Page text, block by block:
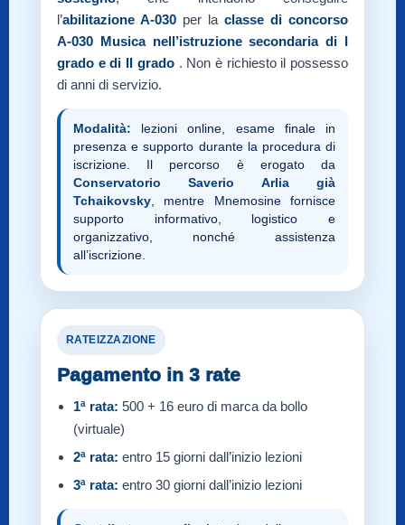
l’abilitazione A-030 per la classe di concorso
A-030 Musica nell’istruzione secondaria di I
grado e di II grado . Non è richiesto il possesso
di anni di servizio.
Modalità: lezioni online, esame finale in
presenza e supporto durante la procedura di
iscrizione. Il percorso è erogato da
Conservatorio Saverio Arlia già
Tchaikovsky , mentre Mnemosine fornisce
supporto informativo, logistico e
organizzativo, nonché assistenza
all’iscrizione.
RATEIZZAZIONE
Pagamento in 3 rate
1ª rata: 500 + 16 euro di marca da bollo
(virtuale)
2ª rata: entro 15 giorni dall’inizio lezioni
3ª rata: entro 30 giorni dall’inizio lezioni